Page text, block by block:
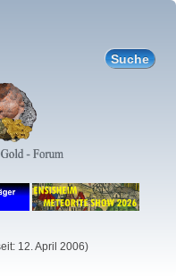
12. April 2006)